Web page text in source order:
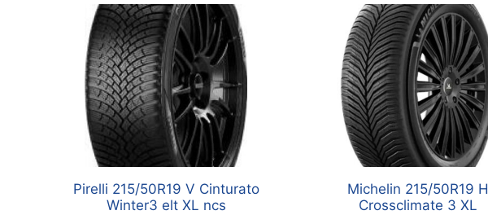
Pirelli 215/50R19 V Cinturato
Winter3 elt XL ncs
Michelin 215/50R19 H
Crossclimate 3 XL